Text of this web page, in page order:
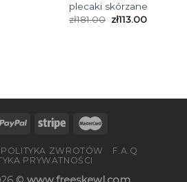
plecaki skórzane
zł181.00 zł113.00
POLITYKA ZWROTÓW
F.A.Q
PRYWATNOŚCI